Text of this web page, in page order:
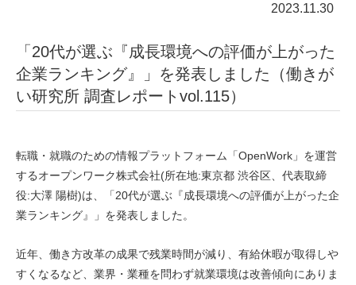
2023.11.30
「20代が選ぶ『成長環境への評価が上がった
企業ランキング』」を発表しました（働きが
い研究所 調査レポートvol.115）
転職・就職のための情報プラットフォーム「OpenWork」を運営
するオープンワーク株式会社(所在地:東京都 渋谷区、代表取締
役:大澤 陽樹)は、「20代が選ぶ『成長環境への評価が上がった企
業ランキング』」を発表しました。
近年、働き方改革の成果で残業時間が減り、有給休暇が取得しや
すくなるなど、業界・業種を問わず就業環境は改善傾向にありま